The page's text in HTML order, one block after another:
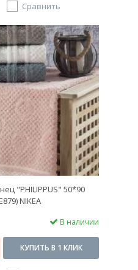
Сравнить
"PHILIPPUS" 50*90
NIKEA
В наличии
КУПИТЬ В 1 КЛИК